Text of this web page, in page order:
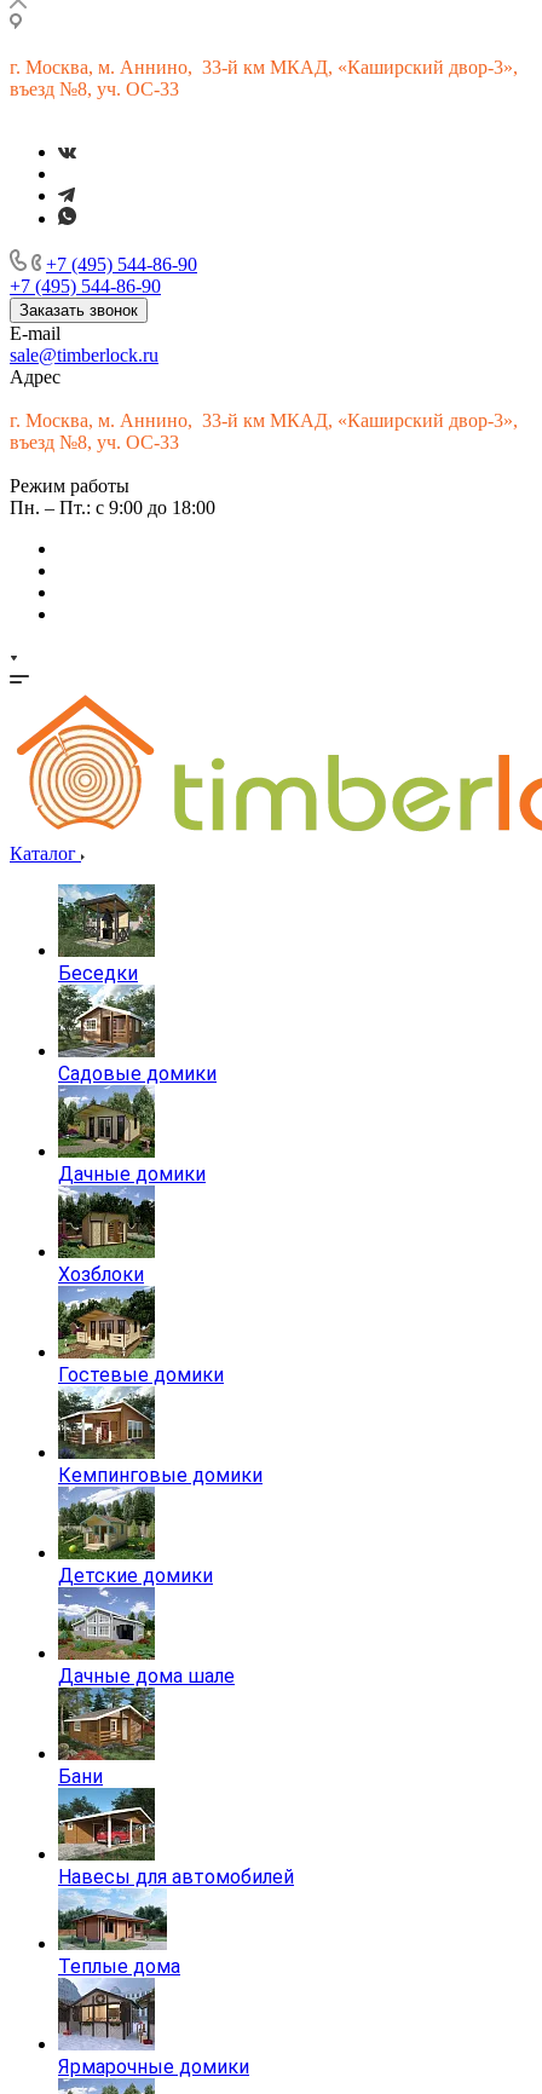
г. Москва, м. Аннино, 33-й км МКАД, «Каширский двор-3»,
въезд №8, уч. ОС-33
+7 (495) 544-86-90
+7 (495) 544-86-90
Заказать звонок
E-mail
sale@timberlock.ru
Адрес
г. Москва, м. Аннино, 33-й км МКАД, «Каширский двор-3»,
въезд №8, уч. ОС-33
Режим работы
Пн. – Пт.: с 9:00 до 18:00
Каталог
Беседки
Садовые домики
Дачные домики
Хозблоки
Гостевые домики
Кемпинговые домики
Детские домики
Дачные дома шале
Бани
Навесы для автомобилей
Теплые дома
Ярмарочные домики